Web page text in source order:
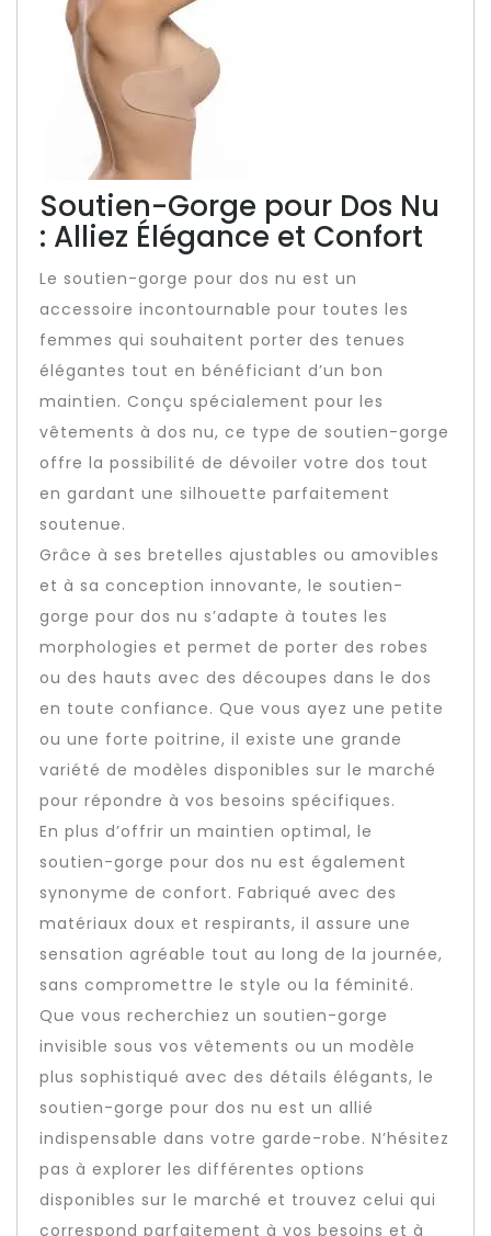
Soutien-Gorge pour Dos Nu
: Alliez Élégance et Confort
Le soutien-gorge pour dos nu est un
accessoire incontournable pour toutes les
femmes qui souhaitent porter des tenues
élégantes tout en bénéficiant d’un bon
maintien. Conçu spécialement pour les
vêtements à dos nu, ce type de soutien-gorge
offre la possibilité de dévoiler votre dos tout
en gardant une silhouette parfaitement
soutenue.
Grâce à ses bretelles ajustables ou amovibles
et à sa conception innovante, le soutien-
gorge pour dos nu s’adapte à toutes les
morphologies et permet de porter des robes
ou des hauts avec des découpes dans le dos
en toute confiance. Que vous ayez une petite
ou une forte poitrine, il existe une grande
variété de modèles disponibles sur le marché
pour répondre à vos besoins spécifiques.
En plus d’offrir un maintien optimal, le
soutien-gorge pour dos nu est également
synonyme de confort. Fabriqué avec des
matériaux doux et respirants, il assure une
sensation agréable tout au long de la journée,
sans compromettre le style ou la féminité.
Que vous recherchiez un soutien-gorge
invisible sous vos vêtements ou un modèle
plus sophistiqué avec des détails élégants, le
soutien-gorge pour dos nu est un allié
indispensable dans votre garde-robe. N’hésitez
pas à explorer les différentes options
disponibles sur le marché et trouvez celui qui
correspond parfaitement à vos besoins et à